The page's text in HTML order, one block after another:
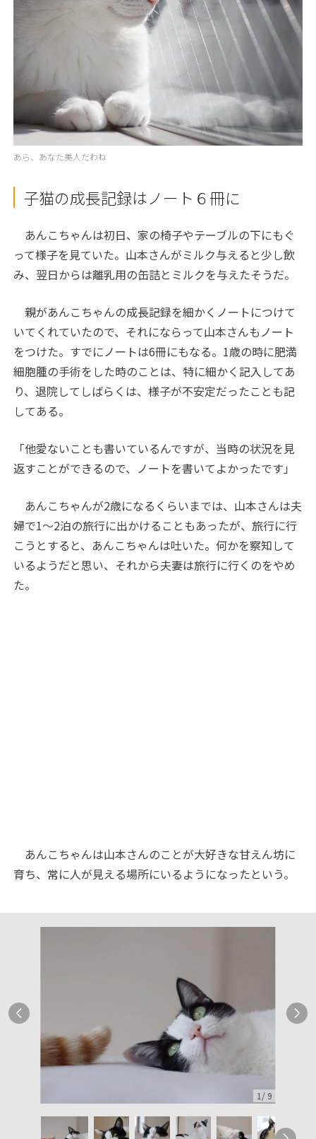
あら、あなた美人だわね
子猫の成長記録はノート６冊に
あんこちゃんは初日、家の椅子やテーブルの下にもぐ
って様子を見ていた。山本さんがミルク与えると少し飲
み、翌日からは離乳用の缶詰とミルクを与えたそうだ。
親があんこちゃんの成長記録を細かくノートにつけて
いてくれていたので、それにならって山本さんもノート
をつけた。すでにノートは6冊にもなる。1歳の時に肥満
細胞腫の手術をした時のことは、特に細かく記入してあ
り、退院してしばらくは、様子が不安定だったことも記
してある。
「他愛ないことも書いているんですが、当時の状況を見
返すことができるので、ノートを書いてよかったです」
あんこちゃんが2歳になるくらいまでは、山本さんは夫
婦で1～2泊の旅行に出かけることもあったが、旅行に行
こうとすると、あんこちゃんは吐いた。何かを察知して
いるようだと思い、それから夫妻は旅行に行くのをやめ
た。
あんこちゃんは山本さんのことが大好きな甘えん坊に
育ち、常に人が見える場所にいるようになったという。
1 / 9